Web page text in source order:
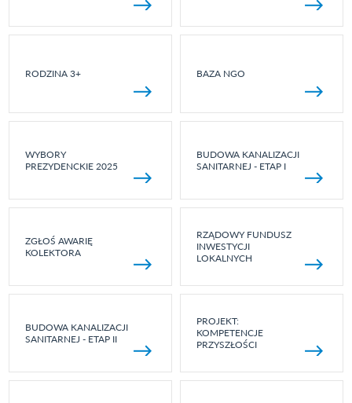
RODZINA 3+ BAZA NGO
WYBORY
PREZYDENCKIE 2025
BUDOWA KANALIZACJI
SANITARNEJ - ETAP I
ZGŁOŚ AWARIĘ
KOLEKTORA
RZĄDOWY FUNDUSZ
INWESTYCJI
LOKALNYCH
BUDOWA KANALIZACJI
SANITARNEJ - ETAP II
PROJEKT:
KOMPETENCJE
PRZYSZŁOŚCI